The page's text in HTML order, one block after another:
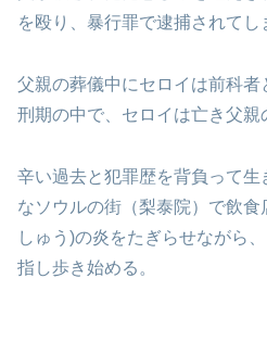
を殴り、暴行罪で逮捕されてし
父親の葬儀中にセロイは前科
刑期の中で、セロイは亡き父親
辛い過去と犯罪歴を背負って
なソウルの街（梨泰院）で飲食
しゅう)の炎をたぎらせながら
指し歩き始める。